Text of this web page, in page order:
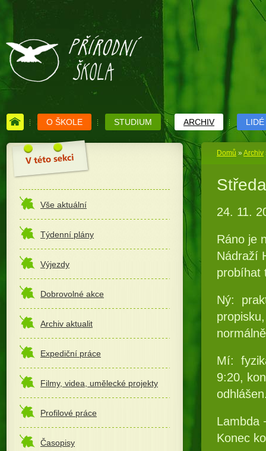
O ŠKOLE STUDIUM ARCHIV LIDÉ
Vše aktuální
Týdenní plány
Výjezdy
Dobrovolné akce
Archiv aktualit
Expediční práce
Filmy, videa, umělecké projekty
Profilové práce
Časopisy
Domů » Archiv
24. 11.
Ráno je
Nádraží
probíhat
Ný:
Mí:
9:20,
Lambda
Konec